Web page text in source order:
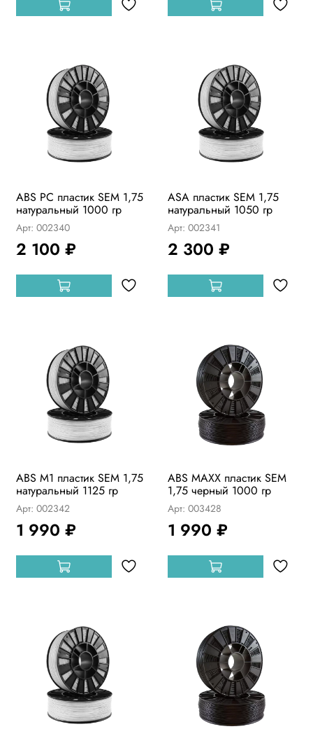
ABS PC пластик SEM 1,75
натуральный 1000 гр
Арт: 002340
2 100 ₽
ASA пластик SEM 1,75
натуральный 1050 гр
Арт: 002341
2 300 ₽
ABS М1 пластик SEM 1,75
натуральный 1125 гр
Арт: 002342
1 990 ₽
ABS MAXX пластик SEM
1,75 черный 1000 гр
Арт: 003428
1 990 ₽